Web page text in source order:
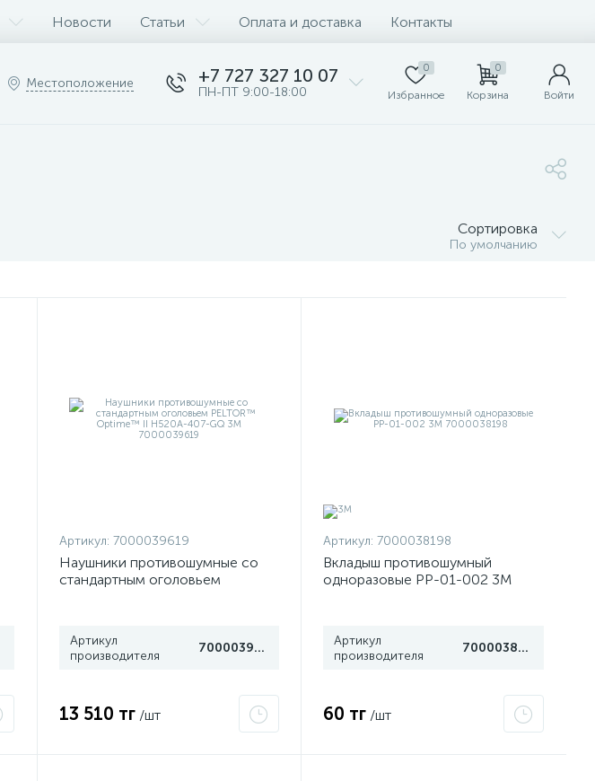
Новости Статьи Оплата и доставка Контакты
Местоположение +7 727 327 10 07
ПН-ПТ 9:00-18:00
0
Избранное
0
Корзина Войти
Сортировка
По умолчанию
Артикул: 7000039619
Наушники противошумные со
стандартным оголовьем
Артикул
производителя
7000039619
13 510 тг /шт
Артикул: 7000038198
Вкладыш противошумный
одноразовые PP-01-002 3М
Артикул
производителя
7000038198
60 тг /шт